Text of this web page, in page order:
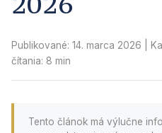
Publikované: 14. marca 2026 |
čítania: 8 min
Tento článok má výlučne